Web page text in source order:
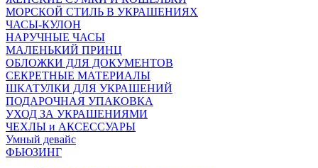
МОРСКОЙ СТИЛЬ В УКРАШЕНИЯХ
ЧАСЫ-КУЛОН
НАРУЧНЫЕ ЧАСЫ
МАЛЕНЬКИЙ ПРИНЦ
ОБЛОЖКИ ДЛЯ ДОКУМЕНТОВ
СЕКРЕТНЫЕ МАТЕРИАЛЫ
ШКАТУЛКИ ДЛЯ УКРАШЕНИЙ
ПОДАРОЧНАЯ УПАКОВКА
УХОД ЗА УКРАШЕНИЯМИ
ЧEХЛЫ и АКСЕССУАРЫ
Умный девайс
ФЬЮЗИНГ